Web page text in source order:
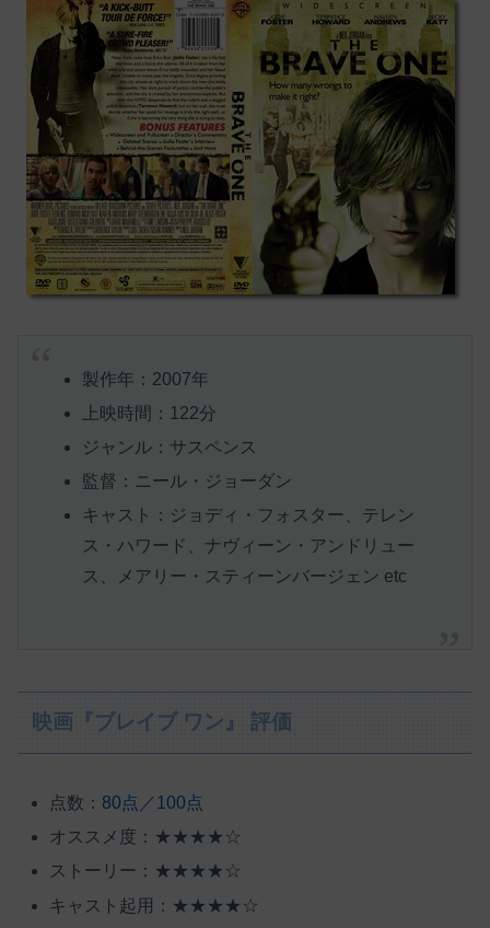
製作年：2007年
上映時間：122分
ジャンル：サスペンス
監督：ニール・ジョーダン
キャスト：ジョディ・フォスター、テレン
ス・ハワード、ナヴィーン・アンドリュー
ス、メアリー・スティーンバージェン etc
映画『ブレイブ ワン』 評価
点数： 80点／100点
オススメ度：★★★★☆
ストーリー：★★★★☆
キャスト起用：★★★★☆